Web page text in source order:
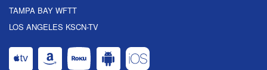
TAMPA BAY WFTT
LOS ANGELES KSCN-TV